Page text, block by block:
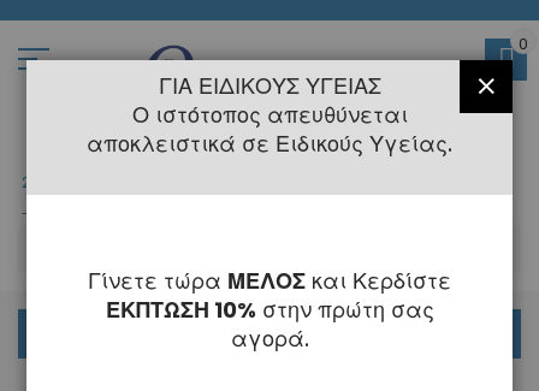
στο
2108145775
-
0
ΓΙΑ ΕΙΔΙΚΟΎΣ ΥΓΕΊΑΣ
Ο ιστότοπος απευθύνεται
αποκλειστικά σε Ειδικούς Υγείας.
Γίνετε τώρα ΜΕΛΟΣ και Κερδίστε
ΕΚΠΤΩΣΗ 10% στην πρώτη σας
αγορά.